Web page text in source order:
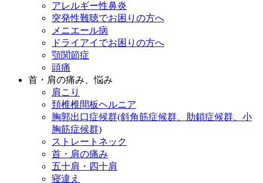
アレルギー性鼻炎
突発性難聴でお困りの方へ
メニエール病
ドライアイでお困りの方へ
顎関節症
頭痛
首・肩の痛み、悩み
肩こり
頚椎椎間板ヘルニア
胸郭出口症候群(斜角筋症候群、肋鎖症候群、小
胸筋症候群)
ストレートネック
首・肩の痛み
五十肩・四十肩
寝違え